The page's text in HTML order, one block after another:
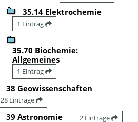
35.14 Elektrochemie
1 Eintrag
35.70 Biochemie:
Allgemeines
1 Eintrag
38 Geowissenschaften
28 Einträge
39 Astronomie 2 Einträge